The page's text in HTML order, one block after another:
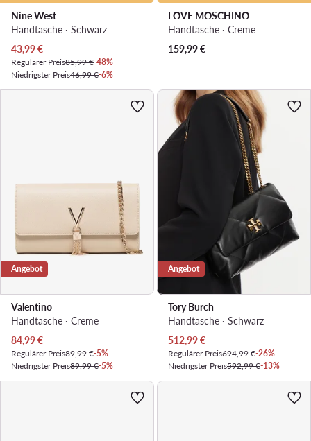
Nine West
Handtasche · Schwarz
Aktueller Preis
43,99€
Regulärer Preis85,99 €-48%
Niedrigster Preis46,99 €-6%
LOVE MOSCHINO
Handtasche · Creme
159,99€
Angebot
Valentino
Handtasche · Creme
Aktueller Preis
84,99€
Regulärer Preis89,99 €-5%
Niedrigster Preis89,99 €-5%
Angebot
Tory Burch
Handtasche · Schwarz
Aktueller Preis
512,99€
Regulärer Preis694,99 €-26%
Niedrigster Preis592,99 €-13%